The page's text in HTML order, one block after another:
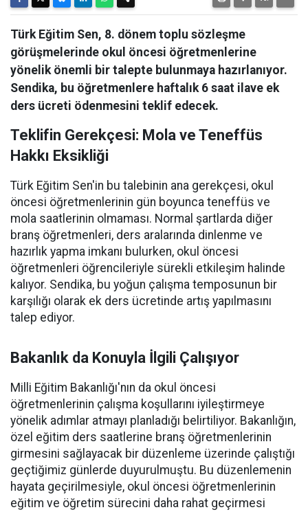
Türk Eğitim Sen, 8. dönem toplu sözleşme
görüşmelerinde okul öncesi öğretmenlerine
yönelik önemli bir talepte bulunmaya hazırlanıyor.
Sendika, bu öğretmenlere haftalık 6 saat ilave ek
ders ücreti ödenmesini teklif edecek.
Teklifin Gerekçesi: Mola ve Teneffüs
Hakkı Eksikliği
Türk Eğitim Sen'in bu talebinin ana gerekçesi, okul
öncesi öğretmenlerinin gün boyunca teneffüs ve
mola saatlerinin olmaması. Normal şartlarda diğer
branş öğretmenleri, ders aralarında dinlenme ve
hazırlık yapma imkanı bulurken, okul öncesi
öğretmenleri öğrencileriyle sürekli etkileşim halinde
kalıyor. Sendika, bu yoğun çalışma temposunun bir
karşılığı olarak ek ders ücretinde artış yapılmasını
talep ediyor.
Bakanlık da Konuyla İlgili Çalışıyor
Milli Eğitim Bakanlığı'nın da okul öncesi
öğretmenlerinin çalışma koşullarını iyileştirmeye
yönelik adımlar atmayı planladığı belirtiliyor. Bakanlığın,
özel eğitim ders saatlerine branş öğretmenlerinin
girmesini sağlayacak bir düzenleme üzerinde çalıştığı
geçtiğimiz günlerde duyurulmuştu. Bu düzenlemenin
hayata geçirilmesiyle, okul öncesi öğretmenlerinin
eğitim ve öğretim sürecini daha rahat geçirmesi